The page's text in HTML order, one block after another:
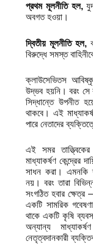
প্রথম মূলনীতি হল,
অবগত হওয়া।
দ্বিতীয় মূলনীতি হল,
বিরুদ্ধে সমস্ত
ক্লাউসেভিতস
উদ্ভব হয়নি। বরং
সিদ্ধান্তে উপনীত
থাকবে। এই
পারে নেতাদের
এই সমর
মাধ্যাকর্ষণ কেন্দ্রের
সাধন করা। এমনকি
নয়। বরং তারা
সংগঠিত হবার ক্ষেত্র
একটি সামরিক
থাকে একটি কৃষি
অন্যান্য
নেতৃত্বদানকারী